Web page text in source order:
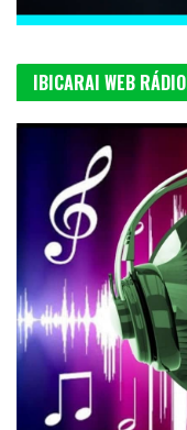
IBICARAI WEB RÁDIO